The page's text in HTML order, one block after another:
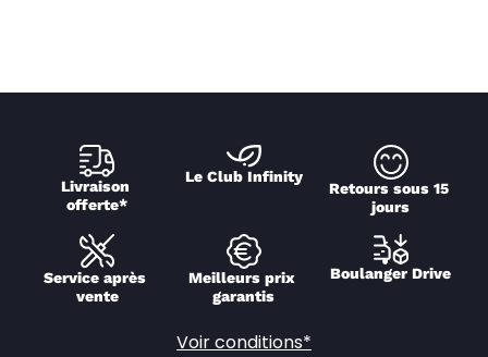
Livraison
offerte*
Le Club Infinity
Retours sous 15
jours
Service après
vente
Meilleurs prix
garantis
Boulanger Drive
Voir conditions*